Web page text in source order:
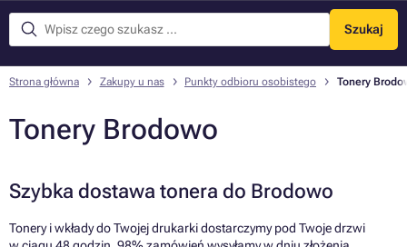
Szukaj
Menu
Strona główna Zakupy u nas Punkty odbioru osobistego Tonery
Tonery Brodowo
Szybka dostawa tonera do Brodowo
Tonery i wkłady do Twojej drukarki dostarczymy pod Twoje drzwi